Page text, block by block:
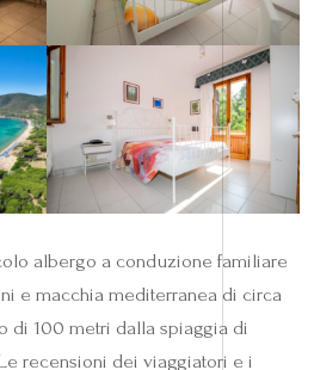
albergo a conduzione familiare
e macchia mediterranea di circa
di 100 metri dalla spiaggia di
recensioni dei viaggiatori e i